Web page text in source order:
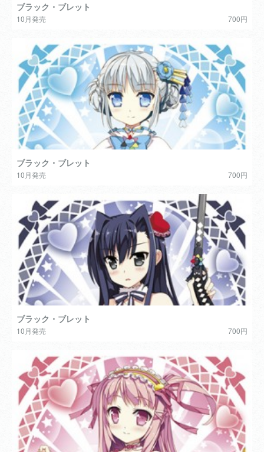
ブラック・ブレット
10月発売 700円
ブラック・ブレット
10月発売 700円
ブラック・ブレット
10月発売 700円